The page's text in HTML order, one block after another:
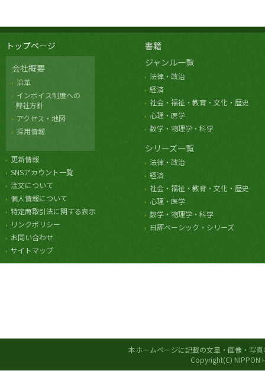
トップページ
会社概要
沿革
インボイス制度への
弊社方針
アクセス・地図
採用情報
更新情報
SNSアカウント一覧
注文について
個人情報について
特定商取引法に関する表示
リンクポリシー
お問い合わせ
サイトマップ
書籍
ジャンル一覧
法律・政治
経済
社会・福祉・教育・文化・歴史
心理・医学
数学・物理学・科学
シリーズ一覧
法律・政治
経済
社会・福祉・教育・文化・歴史
心理・医学
数学・物理学・科学
日評ベーシック・シリーズ
本ホームページに記載の文章・画像・写
Copyright(C) NIPPON